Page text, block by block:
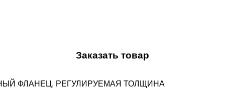
Заказать товар
ФЛАНЕЦ, РЕГУЛИРУЕМАЯ ТОЛЩИНА